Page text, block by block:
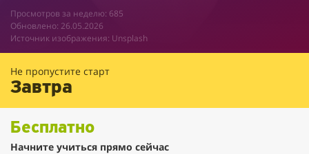
Просмотров за неделю: 685
Обновлено: 26.05.2026
Источник изображения: Unsplash
Не пропустите старт
Завтра
Бесплатно
Начните учиться прямо сейчас